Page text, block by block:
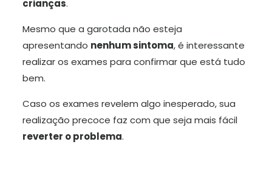
crianças.
Mesmo que a garotada não esteja
apresentando nenhum sintoma, é interessante
realizar os exames para confirmar que está tudo
bem.
Caso os exames revelem algo inesperado, sua
realização precoce faz com que seja mais fácil
reverter o problema.